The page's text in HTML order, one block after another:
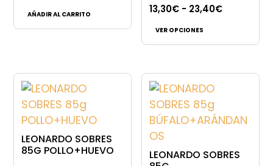
AÑADIR AL CARRITO 13,30€ - 23,40€Rango
precios:
13,30€
VER OPCIONES
producto
múltiples
variantes.
Las
opciones
pueden
LEONARDO SOBRES
85G POLLO+HUEVO
LEONARDO SOBRES